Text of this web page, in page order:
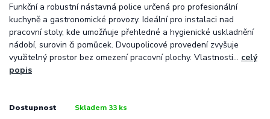
Funkční a robustní nástavná police určená pro profesionální
kuchyně a gastronomické provozy. Ideální pro instalaci nad
pracovní stoly, kde umožňuje přehledné a hygienické uskladnění
nádobí, surovin či pomůcek. Dvoupolicové provedení zvyšuje
využitelný prostor bez omezení pracovní plochy. Vlastnosti... celý
popis
Dostupnost Skladem 33 ks